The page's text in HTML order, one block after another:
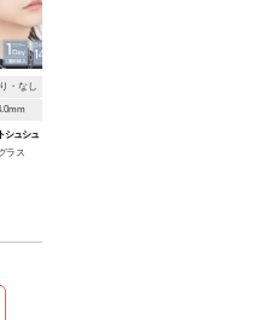
・なし
シュシュ リシェイド
ラス